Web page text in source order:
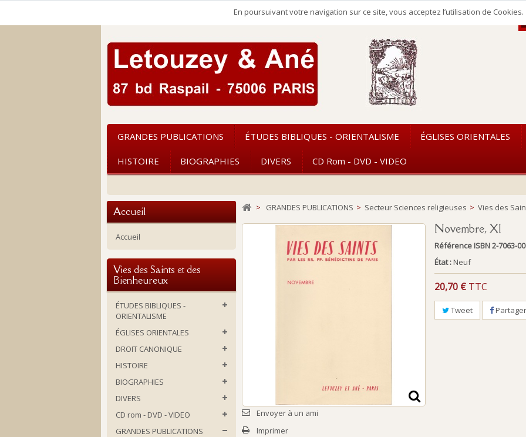
GRANDES PUBLICATIONS ÉTUDES BIBLIQUES - ORIENTALISME ÉGLISES ORIENTALES
HISTOIRE BIOGRAPHIES DIVERS CD Rom - DVD - VIDEO
Accueil
Accueil
Vies des Saints et des
Bienheureux
ÉTUDES BIBLIQUES -
ORIENTALISME
ÉGLISES ORIENTALES
DROIT CANONIQUE
HISTOIRE
BIOGRAPHIES
DIVERS
CD rom - DVD - VIDEO
GRANDES PUBLICATIONS
> GRANDES PUBLICATIONS > Secteur Sciences religieuses > Vies des
Envoyer à un ami
Imprimer
Novembre, XI
Référence ISBN 2-7063-
État : Neuf
20,70 €TTC
Tweet Partager
En poursuivant votre navigation sur ce site, vous acceptez l’utilisation de